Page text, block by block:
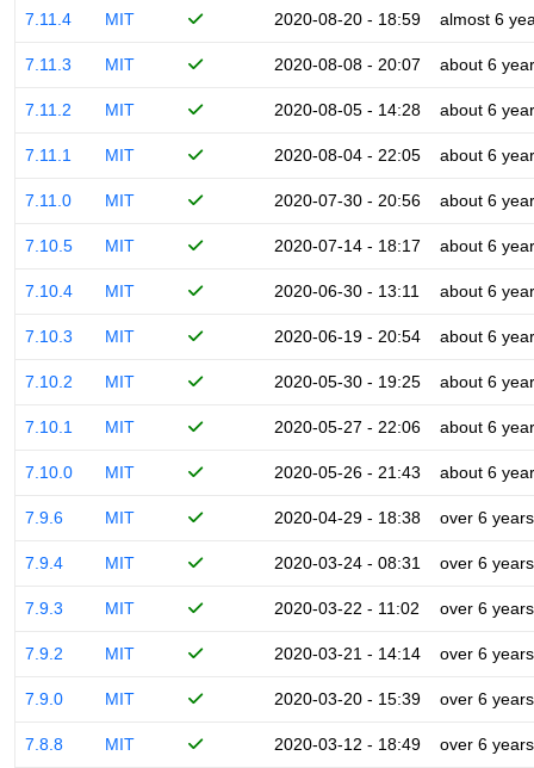
7.11.4 MIT 2020-08-20 - 18:59 almost 6
7.11.3 MIT 2020-08-08 - 20:07 about 6
7.11.2 MIT 2020-08-05 - 14:28 about 6
7.11.1 MIT 2020-08-04 - 22:05 about 6
7.11.0 MIT 2020-07-30 - 20:56 about 6
7.10.5 MIT 2020-07-14 - 18:17 about 6
7.10.4 MIT 2020-06-30 - 13:11 about 6
7.10.3 MIT 2020-06-19 - 20:54 about 6
7.10.2 MIT 2020-05-30 - 19:25 about 6
7.10.1 MIT 2020-05-27 - 22:06 about 6
7.10.0 MIT 2020-05-26 - 21:43 about 6
7.9.6 MIT 2020-04-29 - 18:38 over 6 years
7.9.4 MIT 2020-03-24 - 08:31 over 6 years
7.9.3 MIT 2020-03-22 - 11:02 over 6 years
7.9.2 MIT 2020-03-21 - 14:14 over 6 years
7.9.0 MIT 2020-03-20 - 15:39 over 6 years
7.8.8 MIT 2020-03-12 - 18:49 over 6 years